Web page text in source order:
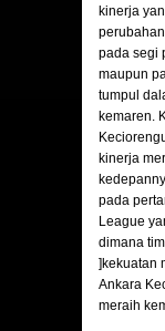
kinerja
pada segi
maupun
tumpul
kemaren.
kinerja
pada
League
dimana
]kekuatan
Ankara
meraih